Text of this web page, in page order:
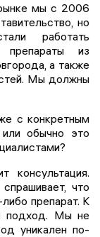
мы с 2006
но
работать
препараты из
а также
Мы должны
с конкретным
обычно это
консультация.
что
препарат. К
подход. Мы не
уникален по-